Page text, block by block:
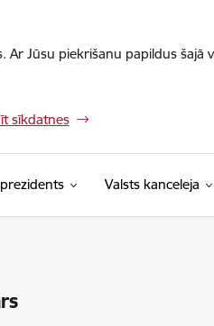
Jūsu piekrišanu papildus
sīkdatnes
Valsts kanceleja